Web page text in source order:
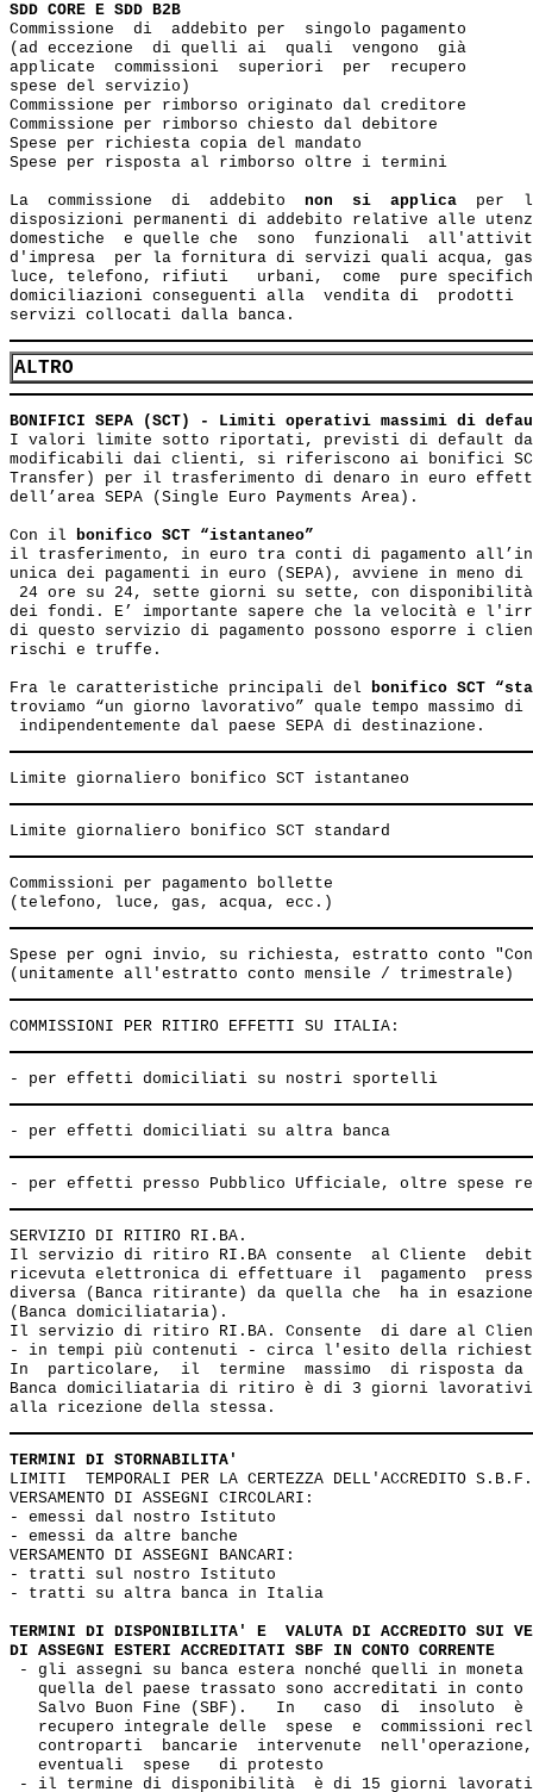
SDD CORE E SDD B2B
Commissione  di  addebito per  singolo pagamento
(ad eccezione  di quelli ai  quali  vengono  già
applicate  commissioni  superiori  per  recupero
spese del servizio)
Commissione per rimborso originato dal creditore
Commissione per rimborso chiesto dal debitore
Spese per richiesta copia del mandato
Spese per risposta al rimborso oltre i termini
La  commissione  di  addebito non  si  applica
per
disposizioni permanenti di addebito relative alle
domestiche  e quelle che  sono  funzionali
d'impresa  per la fornitura di servizi quali acqua,
luce, telefono, rifiuti   urbani,  come  pure
domiciliazioni conseguenti alla  vendita di  prodotti
ALTRO
BONIFICI SEPA (SCT) - Limiti operativi massimi di
I valori limite sotto riportati, previsti di default
modificabili dai clienti, si riferiscono ai bonifici
Transfer) per il trasferimento di denaro in euro
dell’area SEPA (Single Euro Payments Area).
Con il bonifico SCT “istantaneo”
il trasferimento, in euro tra conti di pagamento
unica dei pagamenti in euro (SEPA), avviene in meno di
24 ore su 24, sette giorni su sette, con disponibilità
dei fondi. E’ importante sapere che la velocità e
di questo servizio di pagamento possono esporre i
rischi e truffe.
Fra le caratteristiche principali del bonifico SCT
troviamo “un giorno lavorativo” quale tempo massimo di
Commissioni per pagamento bollette
Spese per ogni invio, su richiesta, estratto conto
SERVIZIO DI RITIRO RI.BA.
Il servizio di ritiro RI.BA consente  al Cliente
ricevuta elettronica di effettuare il  pagamento
diversa (Banca ritirante) da quella che  ha in
(Banca domiciliataria).
Il servizio di ritiro RI.BA. Consente  di dare al
- in tempi più contenuti - circa l'esito della
In  particolare,  il  termine  massimo  di risposta
Banca domiciliataria di ritiro è di 3 giorni lavorativi
TERMINI DI STORNABILITA'
LIMITI  TEMPORALI PER LA CERTEZZA DELL'ACCREDITO
VERSAMENTO DI ASSEGNI CIRCOLARI:
- emessi dal nostro Istituto
- emessi da altre banche
VERSAMENTO DI ASSEGNI BANCARI:
- tratti sul nostro Istituto
- tratti su altra banca in Italia
TERMINI DI DISPONIBILITA' E  VALUTA DI ACCREDITO SUI
DI ASSEGNI ESTERI ACCREDITATI SBF IN CONTO CORRENTE
- gli assegni su banca estera nonché quelli in moneta
quella del paese trassato sono accreditati in conto
Salvo Buon Fine (SBF).   In   caso  di  insoluto  è
recupero integrale delle  spese  e  commissioni
controparti  bancarie  intervenute
   eventuali  spese   di protesto
- il termine di disponibilità  è di 15 giorni